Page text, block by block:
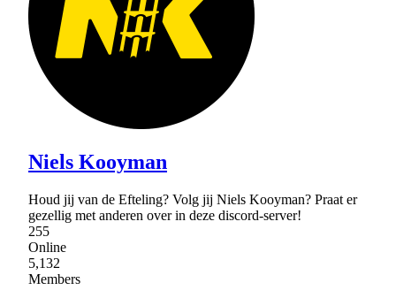
Niels Kooyman
Houd jij van de Efteling? Volg jij Niels Kooyman? Praat er
gezellig met anderen over in deze discord-server!
255
Online
5,132
Members